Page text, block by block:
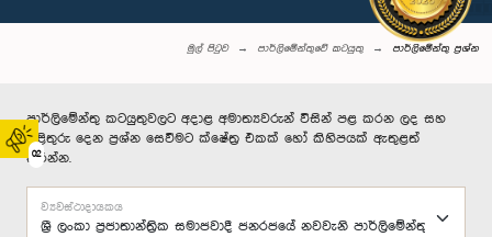
02
මුල් පිටුව පාර්ලිමේන්තුවේ කටයුතු පාර්ලි‌මේන්තු‌ ප්‍රශ්න
පාර්ලිමේන්තු කටයුතුවලට අදාළ අමාත්‍යවරුන් විසින් පළ කරන ලද සහ
පිළිතුරු දෙන ප්‍රශ්න සෙවීමට ක්ෂේත්‍ර එකක් හෝ කිහිපයක් ඇතුළත්
කරන්න.
ව්‍යවස්ථාදායකය